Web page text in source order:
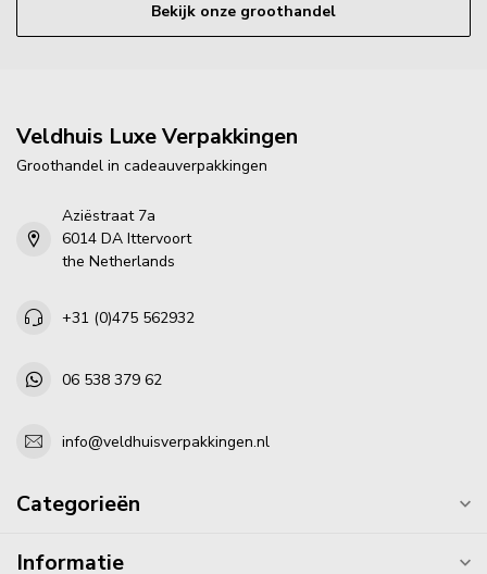
Bekijk onze groothandel
Veldhuis Luxe Verpakkingen
Groothandel in cadeauverpakkingen
Aziëstraat 7a
6014 DA Ittervoort
the Netherlands
+31 (0)475 562932
06 538 379 62
info@veldhuisverpakkingen.nl
Categorieën
Informatie